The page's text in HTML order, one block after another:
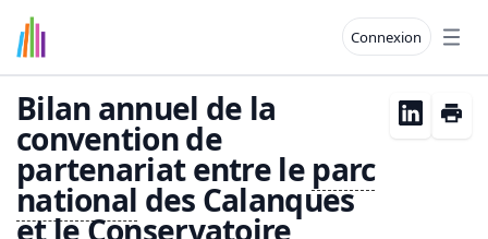
Connexion
Bilan annuel de la
convention de
partenariat entre le parc
national des Calanques
et le Conservatoire